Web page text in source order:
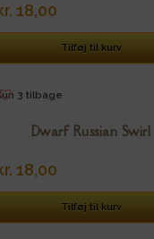
18,00
Tilføj til kurv
3 tilbage
Dwarf Russian Swirl
18,00
Tilføj til kurv